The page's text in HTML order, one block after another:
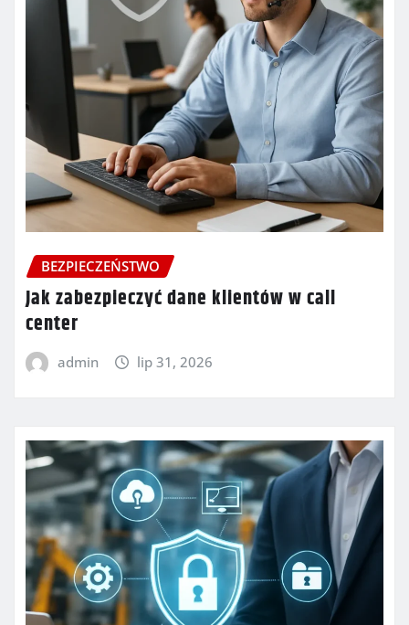
BEZPIECZEŃSTWO
Jak zabezpieczyć dane klientów w call
center
admin lip 31, 2026